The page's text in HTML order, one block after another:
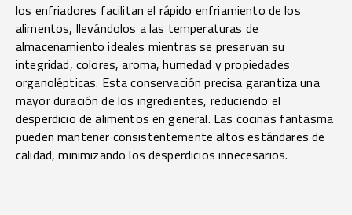
los enfriadores facilitan el rápido enfriamiento de los
alimentos, llevándolos a las temperaturas de
almacenamiento ideales mientras se preservan su
integridad, colores, aroma, humedad y propiedades
organolépticas. Esta conservación precisa garantiza una
mayor duración de los ingredientes, reduciendo el
desperdicio de alimentos en general. Las cocinas fantasma
pueden mantener consistentemente altos estándares de
calidad, minimizando los desperdicios innecesarios.